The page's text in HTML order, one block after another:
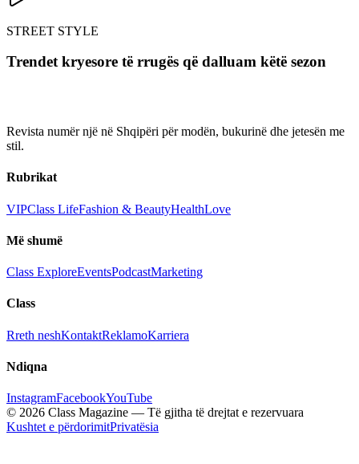
STREET STYLE
Trendet kryesore të rrugës që dalluam këtë sezon
Revista numër një në Shqipëri për modën, bukurinë dhe jetesën me
stil.
Rubrikat
VIPClass LifeFashion & BeautyHealthLove
Më shumë
Class ExploreEventsPodcastMarketing
Class
Rreth neshKontaktReklamoKarriera
Ndiqna
InstagramFacebookYouTube
© 2026 Class Magazine — Të gjitha të drejtat e rezervuara
Kushtet e përdorimitPrivatësia